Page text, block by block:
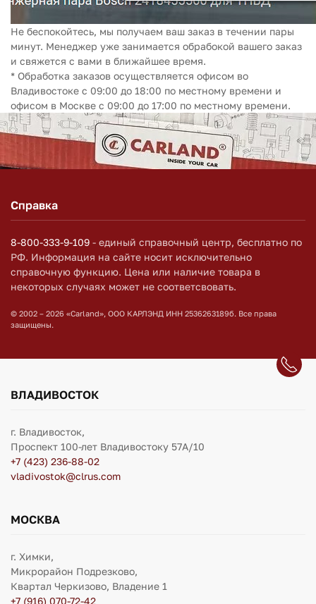
Не беспокойтесь, мы получаем ваш заказ в течении пары
минут. Менеджер уже занимается обрабокой вашего заказ
и свяжется с вами в ближайшее время.
* Обработка заказов осуществляется офисом во
Владивостоке с 09:00 до 18:00 по местному времени и
офисом в Москве с 09:00 до 17:00 по местному времени.
Справка
8-800-333-9-109 - единый справочный центр, бесплатно по
РФ. Информация на сайте носит исключительно
справочную функцию. Цена или наличие товара в
некоторых случаях может не соответсвовать.
© 2002 – 2026 «Carland», ООО КАРЛЭНД ИНН 2536263189б. Все права
защищены.
ВЛАДИВОСТОК
г. Владивосток,
Проспект 100-лет Владивостоку 57А/10
+7 (423) 236-88-02
vladivostok@clrus.com
МОСКВА
г. Химки,
Микрорайон Подрезково,
Квартал Черкизово, Владение 1
+7 (916) 070-72-42